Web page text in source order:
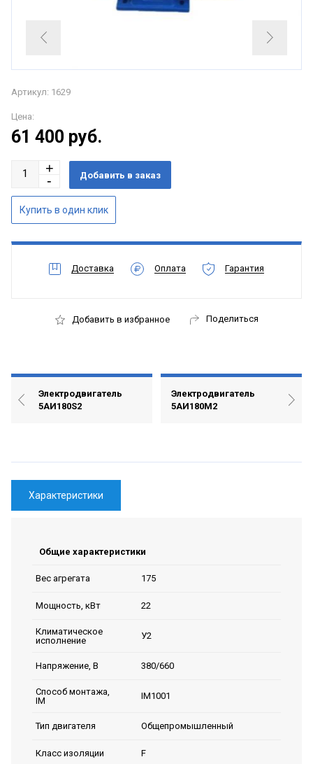
Артикул: 1629
Цена:
61 400 руб.
Доставка Оплата Гарантия
Добавить в избранное Поделиться
Электродвигатель
5АИ180S2
Электродвигатель
5АИ180М2
Характеристики
Общие характеристики
Вес агрегата 175
Мощность, кВт 22
Климатическое
исполнение
У2
Напряжение, В 380/660
Способ монтажа,
IM
IM1001
Тип двигателя Общепромышленный
Класс изоляции F